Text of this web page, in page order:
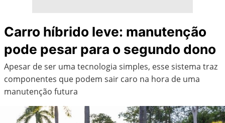
Carro híbrido leve: manutenção
pode pesar para o segundo dono
Apesar de ser uma tecnologia simples, esse sistema traz
componentes que podem sair caro na hora de uma
manutenção futura